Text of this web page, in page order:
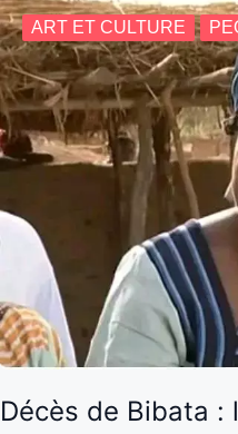
ART ET CULTURE
Décès de Bibata :